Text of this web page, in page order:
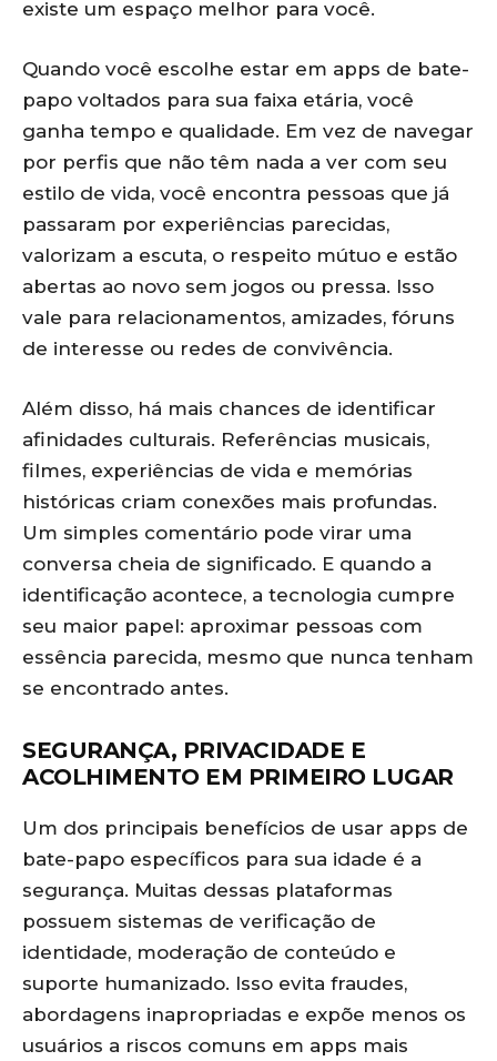
existe um espaço melhor para você.
Quando você escolhe estar em apps de bate-
papo voltados para sua faixa etária, você
ganha tempo e qualidade. Em vez de navegar
por perfis que não têm nada a ver com seu
estilo de vida, você encontra pessoas que já
passaram por experiências parecidas,
valorizam a escuta, o respeito mútuo e estão
abertas ao novo sem jogos ou pressa. Isso
vale para relacionamentos, amizades, fóruns
de interesse ou redes de convivência.
Além disso, há mais chances de identificar
afinidades culturais. Referências musicais,
filmes, experiências de vida e memórias
históricas criam conexões mais profundas.
Um simples comentário pode virar uma
conversa cheia de significado. E quando a
identificação acontece, a tecnologia cumpre
seu maior papel: aproximar pessoas com
essência parecida, mesmo que nunca tenham
se encontrado antes.
SEGURANÇA, PRIVACIDADE E
ACOLHIMENTO EM PRIMEIRO LUGAR
Um dos principais benefícios de usar apps de
bate-papo específicos para sua idade é a
segurança. Muitas dessas plataformas
possuem sistemas de verificação de
identidade, moderação de conteúdo e
suporte humanizado. Isso evita fraudes,
abordagens inapropriadas e expõe menos os
usuários a riscos comuns em apps mais